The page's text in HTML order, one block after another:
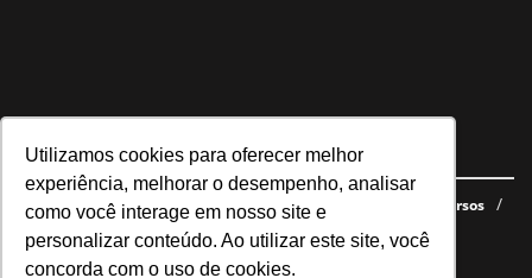
Utilizamos cookies para oferecer melhor
experiência, melhorar o desempenho, analisar
como você interage em nosso site e
personalizar conteúdo. Ao utilizar este site, você
concorda com o uso de cookies.
Navegue no site
Últimas notícias Quem somos E-books gratuitos
Cursos
Política de privacidade